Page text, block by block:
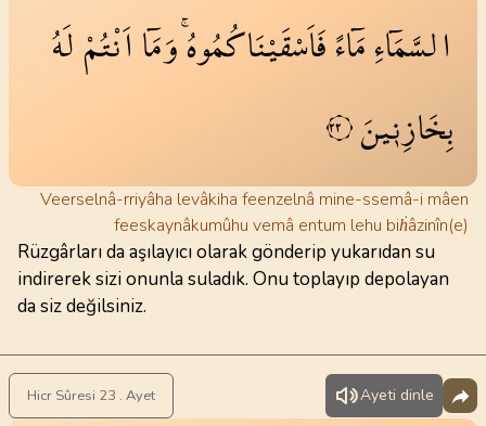
السَّمَٓاءِمَٓاءًفَاَسْقَيْنَاكُمُوهُۚوَمَٓااَنْتُمْلَهُ
بِخَازِن۪ينَ ٢٢
Veerselnâ-rriyâha levâkiha feenzelnâ mine-ssemâ-i mâen
feeskaynâkumûhu vemâ entum lehu biḣâzinîn(e)
Rüzgârları da aşılayıcı olarak gönderip yukarıdan su
indirerek sizi onunla suladık. Onu toplayıp depolayan
da siz değilsiniz.
Hicr Sûresi 23 . Ayet Ayeti dinle